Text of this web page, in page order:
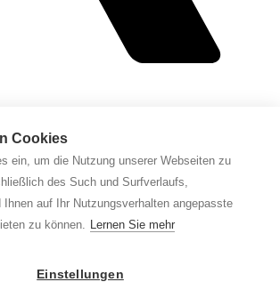
Cookies
ein, um die Nutzung unserer Webseiten zu
des Such und Surfverlaufs,
Ihnen auf Ihr Nutzungsverhalten angepasste
zu können. Lernen Sie mehr
Einstellungen